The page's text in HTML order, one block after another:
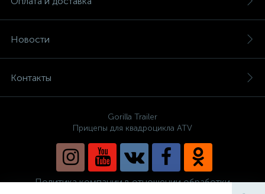
Новости
Контакты
Gorilla Trailer
Прицепы для квадроцикла ATV
Политика компании в отношении обработки